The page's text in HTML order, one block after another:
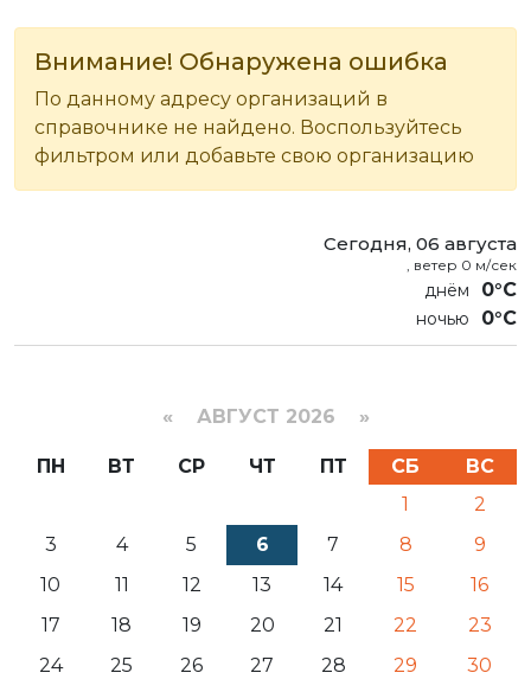
Внимание! Обнаружена ошибка
По данному адресу организаций в
справочнике не найдено. Воспользуйтесь
фильтром или добавьте свою организацию
Сегодня, 06 августа
, ветер 0 м/сек
0°C
0°C
« АВГУСТ 2026 »
ПН ВТ СР ЧТ ПТ СБ
ВС
1
2
3
4 5 6 7 8
9
10
11 12 13 14 15
16
17
18 19 20 21 22
23
24
25 26 27 28 29 30